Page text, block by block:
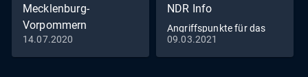
Mecklenburg-
Vorpommern
Livestream
14.07.2020
NDR Info
Angriffspunkte für das
Virus (79)
09.03.2021